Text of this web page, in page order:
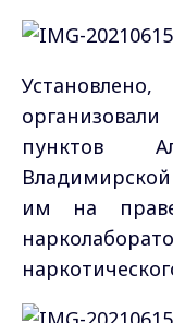
пунктов
им на праве